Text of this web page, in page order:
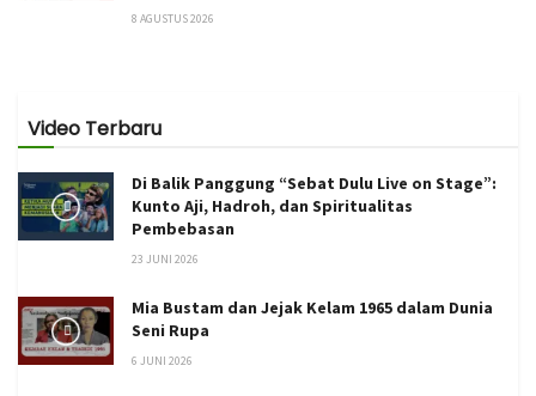
8 AGUSTUS 2026
Video Terbaru
Di Balik Panggung “Sebat Dulu Live on Stage”:
Kunto Aji, Hadroh, dan Spiritualitas
Pembebasan
23 JUNI 2026
Mia Bustam dan Jejak Kelam 1965 dalam Dunia
Seni Rupa
6 JUNI 2026